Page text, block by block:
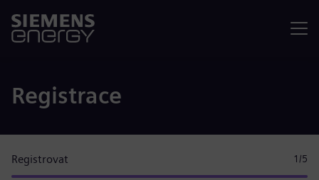
Registrace
Registrovat 1 /5